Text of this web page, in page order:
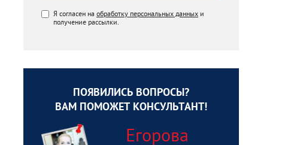
Я согласен на обработку персональных данных и
получение рассылки.
ПОЯВИЛИСЬ ВОПРОСЫ?
ВАМ ПОМОЖЕТ КОНСУЛЬТАНТ!
Егорова